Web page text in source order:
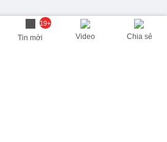
19+
Tin mới Video Chia sẻ